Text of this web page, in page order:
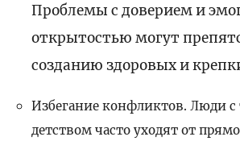
Проблемы с доверием и
открытостью могут
созданию здоровых и
Избегание конфликтов. Люди
детством часто уходят от